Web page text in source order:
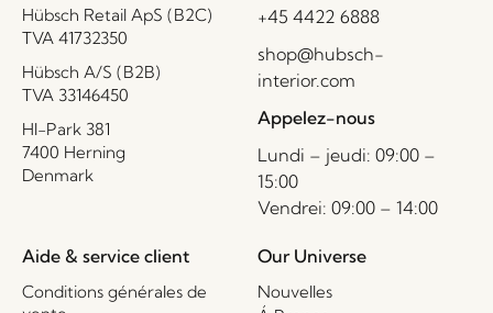
Hübsch Retail ApS (B2C)
TVA 41732350
Hübsch A/S (B2B)
TVA 33146450
HI-Park 381
7400 Herning
Denmark
+45 4422 6888
shop@hubsch-
interior.com
Appelez-nous
Lundi – jeudi: 09:00 –
15:00
Vendrei: 09:00 – 14:00
Aide & service client
Conditions générales de
Our Universe
Nouvelles